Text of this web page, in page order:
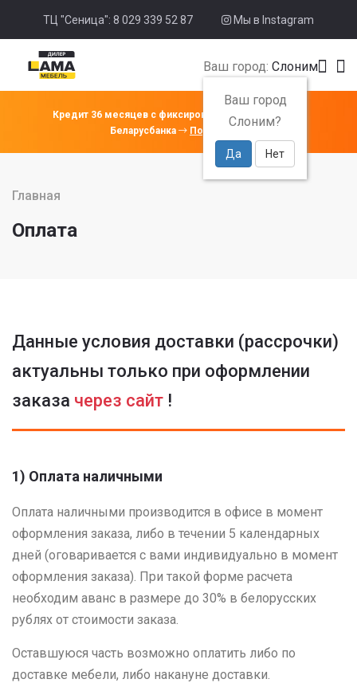
ТЦ "Сеница": 8 029 339 52 87 Мы в Instagram
Ваш город: Слоним
Ваш город
Слоним?
Да Нет
Кредит 36 месяцев с фиксированной ставкой 4% от
Беларусбанка
Подробнее
Главная
Оплата
Данные условия доставки (рассрочки)
актуальны только при оформлении
заказа через сайт !
1) Оплата наличными
Оплата наличными производится в офисе в момент
оформления заказа, либо в течении 5 календарных
дней (оговаривается с вами индивидуально в момент
оформления заказа). При такой форме расчета
необходим аванс в размере до 30% в белорусских
рублях от стоимости заказа.
Оставшуюся часть возможно оплатить либо по
доставке мебели, либо накануне доставки.